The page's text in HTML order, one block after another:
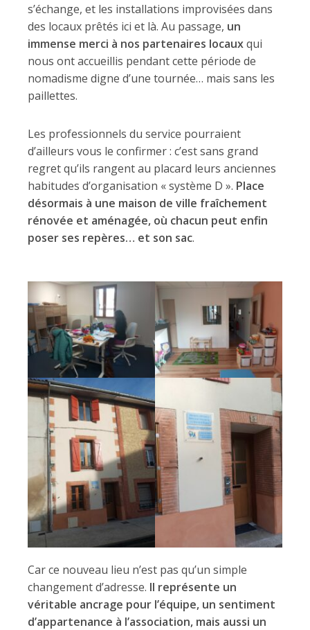
s’échange, et les installations improvisées dans
des locaux prêtés ici et là. Au passage, un
immense merci à nos partenaires locauxqui
nous ont accueillis pendant cette période de
nomadisme digne d’une tournée… mais sans les
paillettes.
Les professionnels du service pourraient
d’ailleurs vous le confirmer : c’est sans grand
regret qu’ils rangent au placard leurs anciennes
habitudes d’organisation « système D ». Place
désormais à une maison de ville fraîchement
rénovée et aménagée, où chacun peut enfin
poser ses repères… et son sac.
Car ce nouveau lieu n’est pas qu’un simple
changement d’adresse. Il représente un
véritable ancrage pour l’équipe, un sentiment
d’appartenance à l’association, mais aussi un